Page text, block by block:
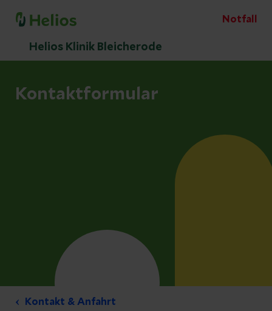
Notfall
Helios Klinik Bleicherode
Kontaktformular
Kontakt & Anfahrt